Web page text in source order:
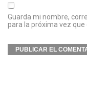
Guarda mi nombre,
para la próxima vez que